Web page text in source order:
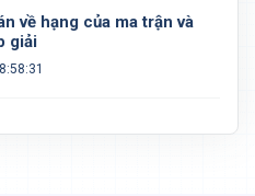
về hạng của ma trận và
giải